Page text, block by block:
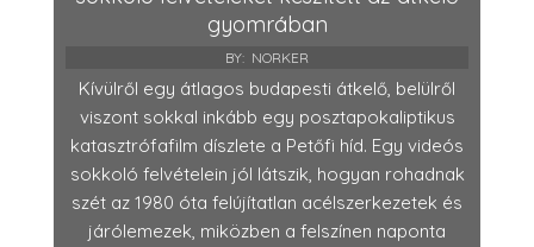
gyomrában
BY: NORKER
Kívülről egy átlagos budapesti átkelő, belülről
viszont sokkal inkább egy posztapokaliptikus
katasztrófafilm díszlete a Petőfi híd. Egy videós
sokkoló felvételein jól látszik, hogyan rohadnak
szét az 1980 óta felújítatlan acélszerkezetek és
járólemezek, miközben a felszínen naponta